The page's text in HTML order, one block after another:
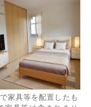
ラムライン/不動院前
円)
年
坂くるめ木１丁目
/矢賀
18分
円)
年
県広島市南区翠５丁目
家具等を配置したも